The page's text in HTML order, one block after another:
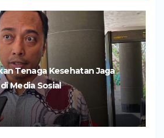
Tenaga Kesehatan Jaga
Media Sosial